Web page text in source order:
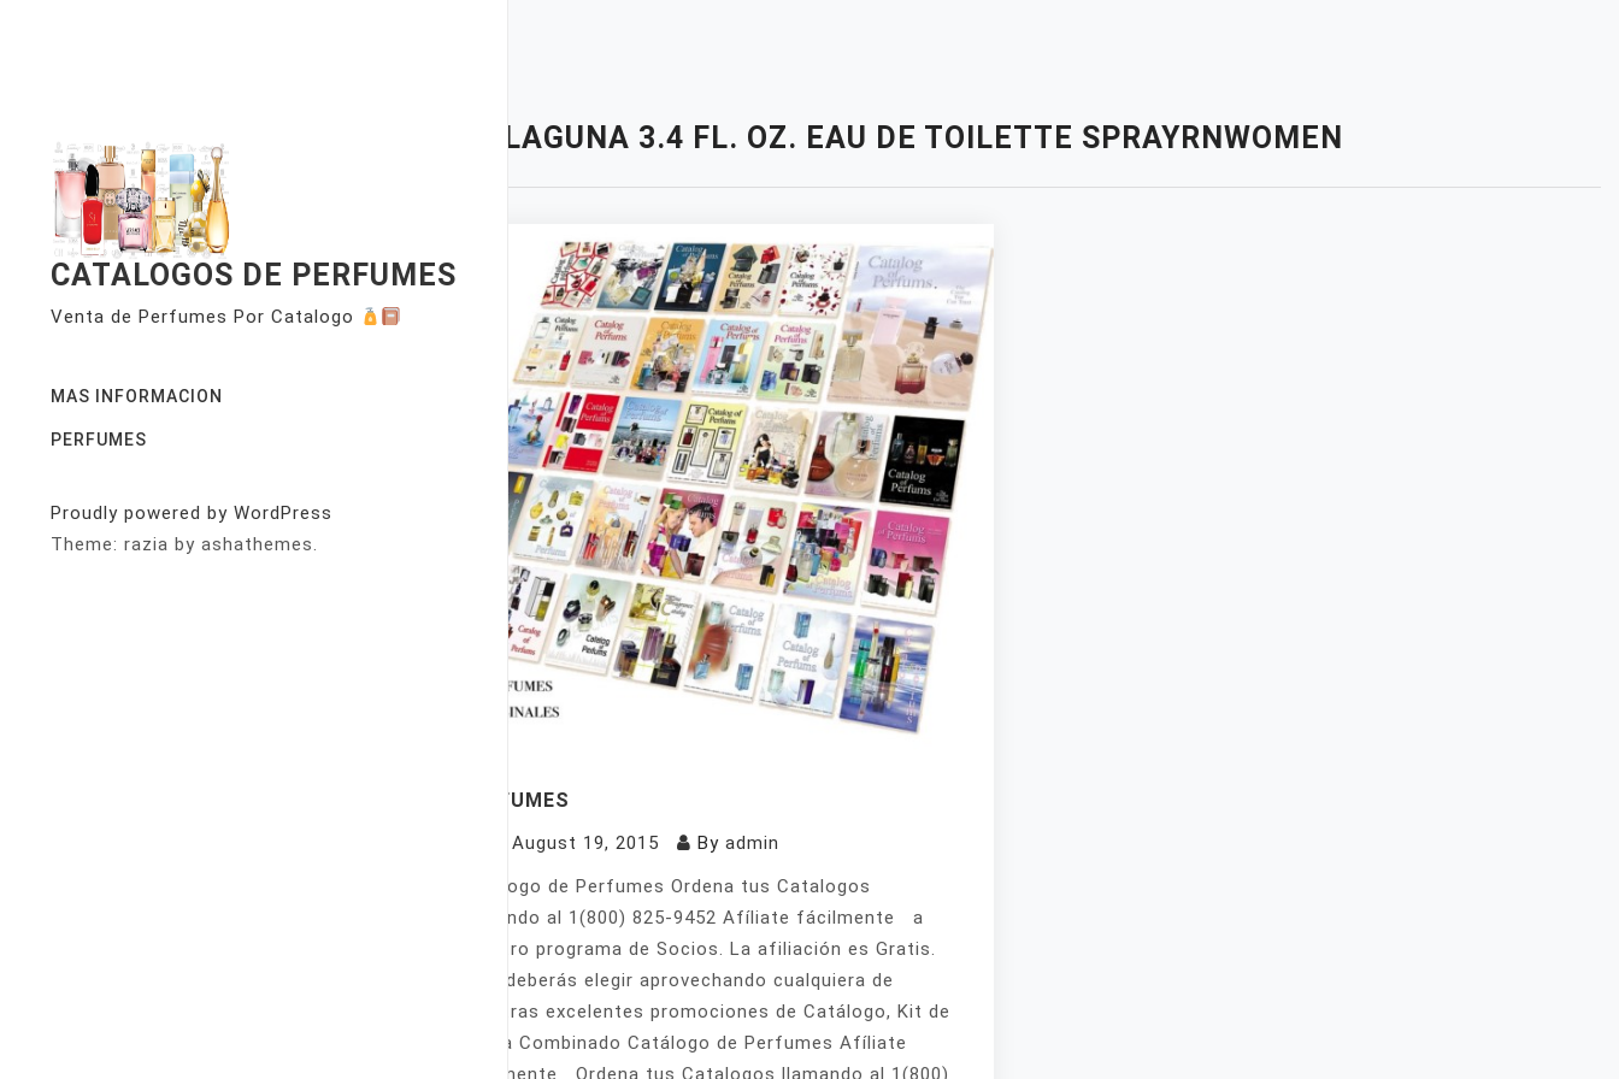
CATALOGOS DE PERFUMES
Venta de Perfumes Por Catalogo
MAS INFORMACION
PERFUMES
Proudly powered by WordPress
Theme: razia by ashathemes.
LAGUNA 3.4 FL. OZ. EAU DE TOILETTE SPRAYRNWOMEN
PERFUMES
August 19, 2015 By admin
Catálogo de Perfumes Ordena tus Catalogos
llamando al 1(800) 825-9452 Afíliate fácilmente a
nuestro programa de Socios. La afiliación es Gratis.
Sólo deberás elegir aprovechando cualquiera de
nuestras excelentes promociones de Catálogo, Kit de
Venta Combinado Catálogo de Perfumes Afíliate
fácilmente Ordena tus Catalogos llamando al 1(800)